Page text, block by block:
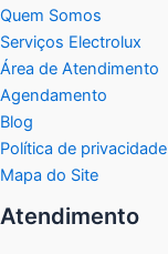
Quem Somos
Serviços Electrolux
Área de Atendimento
Agendamento
Blog
Política de privacidade
Mapa do Site
Atendimento